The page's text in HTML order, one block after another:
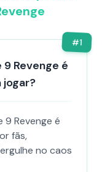
#1
Revenge é
9 Revenge é
fãs,
no caos